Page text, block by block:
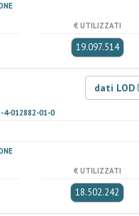
€ UTILIZZATI
19.097.514
dati LOD
4-012882-01-0
€ UTILIZZATI
18.502.242